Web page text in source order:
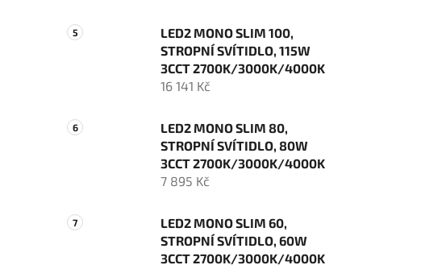
LED2 MONO SLIM 100,
STROPNÍ SVÍTIDLO, 115W
3CCT 2700K/3000K/4000K
16 141 Kč
LED2 MONO SLIM 80,
STROPNÍ SVÍTIDLO, 80W
3CCT 2700K/3000K/4000K
7 895 Kč
LED2 MONO SLIM 60,
STROPNÍ SVÍTIDLO, 60W
3CCT 2700K/3000K/4000K